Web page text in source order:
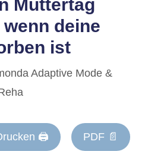
Muttertag
deine
ist
Adaptive Mode &
🖨 PDF 📄